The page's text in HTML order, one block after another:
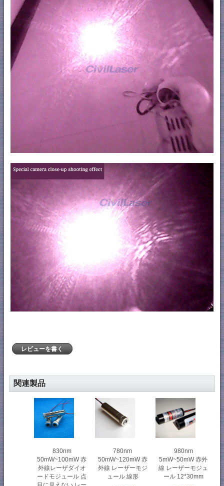
レビューを書く
関連製品
830nm
50mW~100mW 赤
外線レーザダイオ
ードモジュール 点
780nm
50mW~120mW 赤
外線 レーザーモジ
ュール 線形
980nm
5mW~50mW 赤外
線 レーザーモジュ
ール 12*30mm